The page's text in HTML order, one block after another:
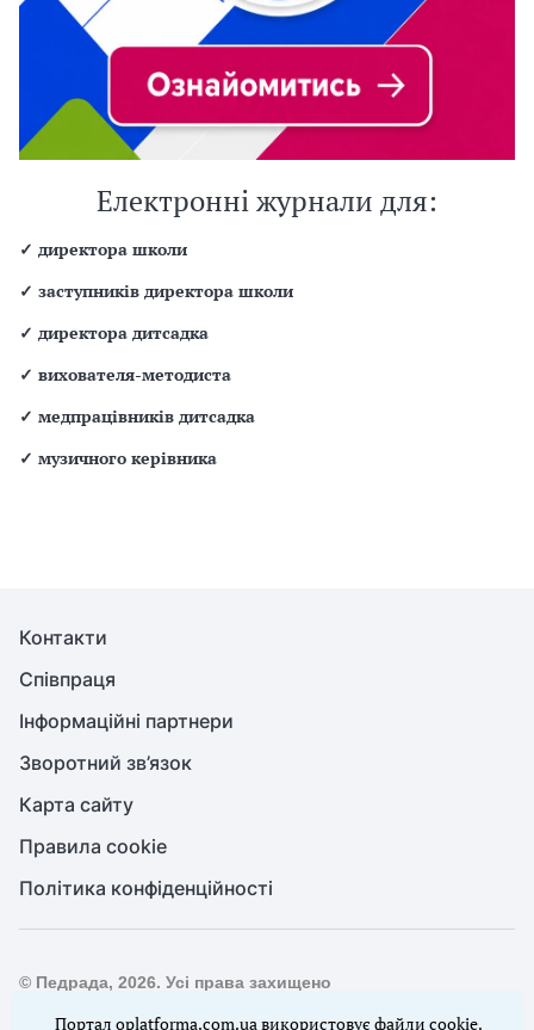
Електронні журнали для:
✓ директора школи
✓ заступників директора школи
✓ директора дитсадка
✓ вихователя-методиста
✓ медпрацівників дитсадка
✓ музичного керівника
Контакти
Співпраця
Інформаційні партнери
Зворотний зв’язок
Карта сайту
Правила cookie
Політика конфіденційності
© Педрада, 2026. Усі права захищено
Повне або часткове копіювання будь-яких матеріалів сайту,
Портал oplatforma.com.ua використовує файли cookie.